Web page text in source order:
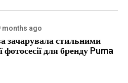
months ago
зачарувала стильними
фотосесії для бренду Puma